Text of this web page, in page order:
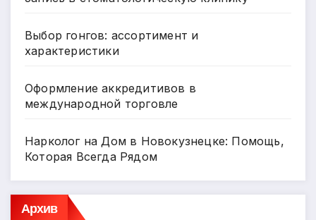
Выбор гонгов: ассортимент и
характеристики
Оформление аккредитивов в
международной торговле
Нарколог на Дом в Новокузнецке: Помощь,
Которая Всегда Рядом
Архив